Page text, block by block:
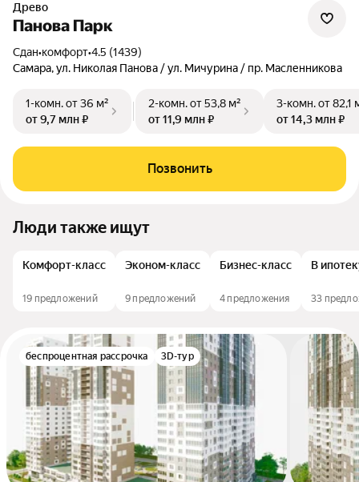
Древо
Панова Парк
Сдан•комфорт•4.5 (1439)
Самара, ул. Николая Панова / ул. Мичурина / пр. Масленникова
1-комн.от 36 м²
от 9,7 млн ₽
2-комн.от 53,8 м²
от 11,9 млн ₽
3-комн.от 82,1
от 14,3 млн ₽
Позвонить
Люди также ищут
Комфорт-класс
19 предложений
Эконом-класс
9 предложений
Бизнес-класс
4 предложения
В
33
беспроцентная рассрочка 3D-тур